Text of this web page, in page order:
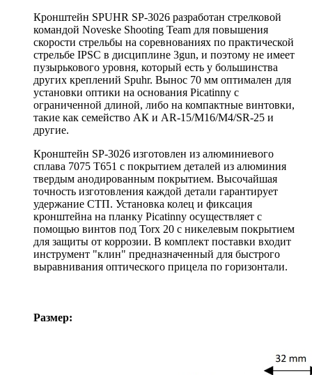
Кронштейн SPUHR SP-3026 разработан стрелковой
командой Noveske Shooting Team для повышения
скорости стрельбы на соревнованиях по практической
стрельбе IPSC в дисциплине 3gun, и поэтому не имеет
пузырькового уровня, который есть у большинства
других креплений Spuhr. Вынос 70 мм оптимален для
установки оптики на основания Picatinny с
ограниченной длиной, либо на компактные винтовки,
такие как семейство АК и AR-15/M16/M4/SR-25 и
другие.
Кронштейн SP-3026 изготовлен из алюминиевого
сплава 7075 T651 с покрытием деталей из алюминия
твердым анодированным покрытием. Высочайшая
точность изготовления каждой детали гарантирует
удержание СТП. Установка колец и фиксация
кронштейна на планку Picatinny осуществляет с
помощью винтов под Torx 20 с никелевым покрытием
для защиты от коррозии. В комплект поставки входит
инструмент "клин" предназначенный для быстрого
выравнивания оптического прицела по горизонтали.
Размер: